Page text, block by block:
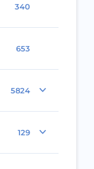
340
653
5824
129